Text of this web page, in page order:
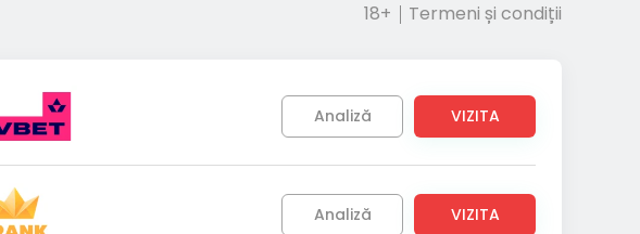
18+ Termeni și condiții
Analiză VIZITA
Analiză VIZITA